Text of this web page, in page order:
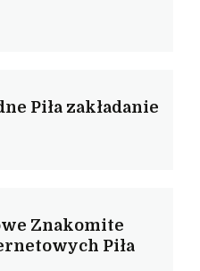
Piła zakładanie
Znakomite
Piła